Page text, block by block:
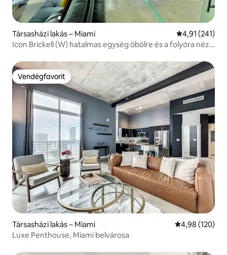
Társasházi lakás – Miami Átlagos
4,91 (241)
Icon Brickell (W) hatalmas egység öbölre és a folyóra néző
Vendégfavorit
Vendégfavorit
Társasházi lakás – Miami Átlagos
4,98 (120)
Luxe Penthouse, Miami belvárosa